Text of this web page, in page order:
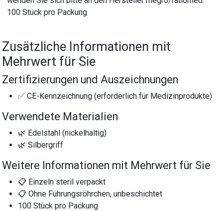
100 Stück pro Packung
Zusätzliche Informationen mit
Mehrwert für Sie
Zertifizierungen und Auszeichnungen
✅ CE-Kennzeichnung (erforderlich für Medizinprodukte)
Verwendete Materialien
🌿 Edelstahl (nickelhaltig)
🌿 Silbergriff
Weitere Informationen mit Mehrwert für Sie
📋 Einzeln steril verpackt
📋 Ohne Führungsröhrchen, unbeschichtet
100 Stück pro Packung